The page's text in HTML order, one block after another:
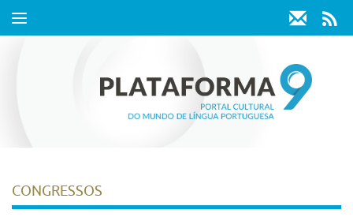
Toggle
CONGRESSOS